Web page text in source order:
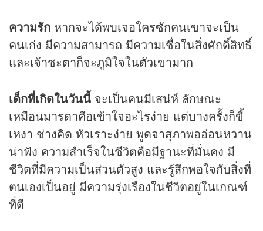
ความรัก หากจะได้พบเจอใครซักคนเขาจะเป็น
คนเก่ง มีความสามารถ มีความเชื่อในสิ่งศักดิ์สิทธิ์
และเจ้าชะตาก็จะภูมิใจในตัวเขามาก
เด็กที่เกิดในวันนี้ จะเป็นคนมีเสน่ห์ ลักษณะ
เหมือนมารดาคือเข้าใจอะไรง่าย แต่บางครั้งก็ขี้
เหงา ช่างคิด หัวเราะง่าย พูดจาสุภาพออ่อนหวาน
น่าฟัง ความสำเร็จในชีวิตคือมีฐานะที่มั่นคง มี
ชีวิตที่มีความเป็นส่วนตัวสูง และรู้สึกพอใจกับสิ่งที่
ตนเองเป็นอยู่ มีความรุ่งเรืองในชีวิตอยู่ในเกณฑ์
ที่ดี